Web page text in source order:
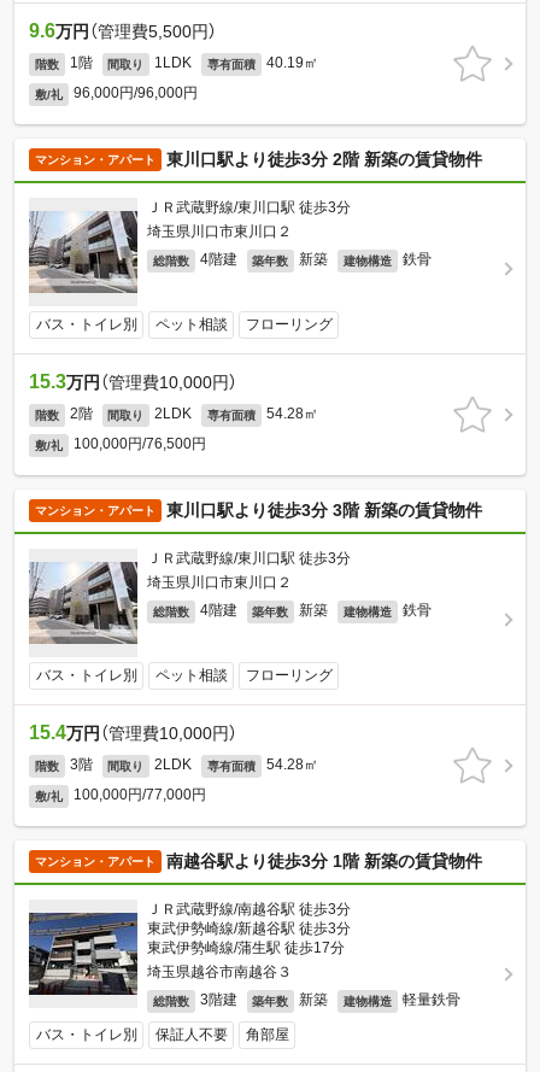
9.6万円 （管理費5,500円）
階数 1階 間取り 1LDK 専有面積 40.19㎡
敷/礼 96,000円/96,000円
マンション・アパート 東川口駅より徒歩3分 2階 新築の賃貸物件
ＪＲ武蔵野線/東川口駅 徒歩3分
埼玉県川口市東川口２
総階数 4階建 築年数 新築 建物構造 鉄骨
バス・トイレ別 ペット相談 フローリング
15.3万円 （管理費10,000円）
階数 2階 間取り 2LDK 専有面積 54.28㎡
敷/礼 100,000円/76,500円
マンション・アパート 東川口駅より徒歩3分 3階 新築の賃貸物件
ＪＲ武蔵野線/東川口駅 徒歩3分
埼玉県川口市東川口２
総階数 4階建 築年数 新築 建物構造 鉄骨
バス・トイレ別 ペット相談 フローリング
15.4万円 （管理費10,000円）
階数 3階 間取り 2LDK 専有面積 54.28㎡
敷/礼 100,000円/77,000円
マンション・アパート 南越谷駅より徒歩3分 1階 新築の賃貸物件
ＪＲ武蔵野線/南越谷駅 徒歩3分
東武伊勢崎線/新越谷駅 徒歩3分
東武伊勢崎線/蒲生駅 徒歩17分
埼玉県越谷市南越谷３
総階数 3階建 築年数 新築 建物構造 軽量鉄骨
バス・トイレ別 保証人不要 角部屋